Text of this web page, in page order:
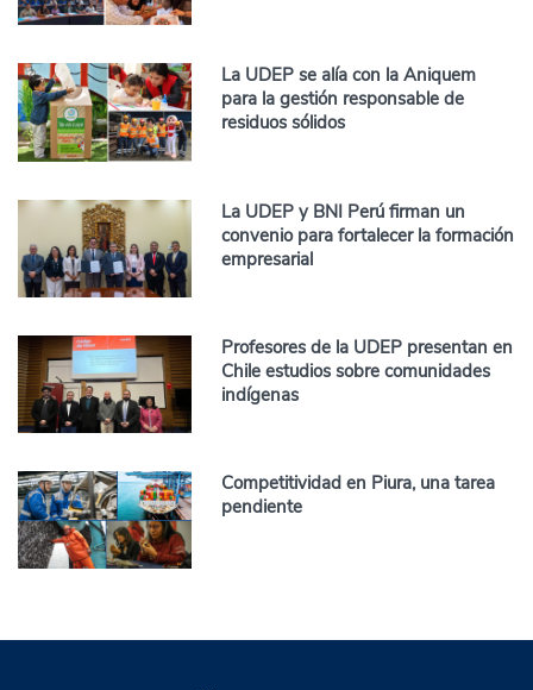
La UDEP se alía con la Aniquem
para la gestión responsable de
residuos sólidos
La UDEP y BNI Perú firman un
convenio para fortalecer la formación
empresarial
Profesores de la UDEP presentan en
Chile estudios sobre comunidades
indígenas
Competitividad en Piura, una tarea
pendiente